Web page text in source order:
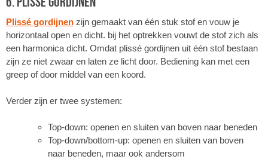
Plissé gordijnen zijn gemaakt van één stuk stof en vouw je
horizontaal open en dicht. bij het optrekken vouwt de stof zich als
een harmonica dicht. Omdat plissé gordijnen uit één stof bestaan
zijn ze niet zwaar en laten ze licht door. Bediening kan met een
greep of door middel van een koord.
Verder zijn er twee systemen:
Top-down: openen en sluiten van boven naar beneden
Top-down/bottom-up: openen en sluiten van boven
naar beneden, maar ook andersom